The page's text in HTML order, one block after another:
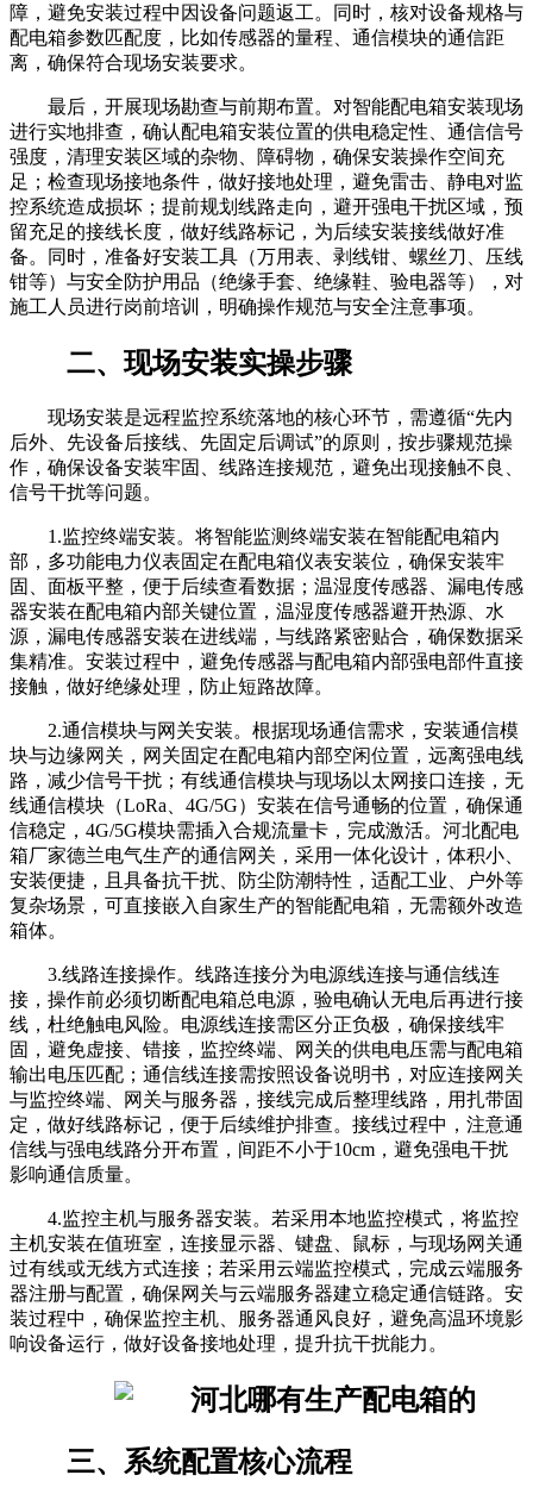
障，避免安装过程中因设备问题返工。同时，核对设备规格与
配电箱参数匹配度，比如传感器的量程、通信模块的通信距
离，确保符合现场安装要求。
最后，开展现场勘查与前期布置。对智能配电箱安装现场
进行实地排查，确认配电箱安装位置的供电稳定性、通信信号
强度，清理安装区域的杂物、障碍物，确保安装操作空间充
足；检查现场接地条件，做好接地处理，避免雷击、静电对监
控系统造成损坏；提前规划线路走向，避开强电干扰区域，预
留充足的接线长度，做好线路标记，为后续安装接线做好准
备。同时，准备好安装工具（万用表、剥线钳、螺丝刀、压线
钳等）与安全防护用品（绝缘手套、绝缘鞋、验电器等），对
施工人员进行岗前培训，明确操作规范与安全注意事项。
二、现场安装实操步骤
现场安装是远程监控系统落地的核心环节，需遵循“先内
后外、先设备后接线、先固定后调试”的原则，按步骤规范操
作，确保设备安装牢固、线路连接规范，避免出现接触不良、
信号干扰等问题。
1.监控终端安装。将智能监测终端安装在智能配电箱内
部，多功能电力仪表固定在配电箱仪表安装位，确保安装牢
固、面板平整，便于后续查看数据；温湿度传感器、漏电传感
器安装在配电箱内部关键位置，温湿度传感器避开热源、水
源，漏电传感器安装在进线端，与线路紧密贴合，确保数据采
集精准。安装过程中，避免传感器与配电箱内部强电部件直接
接触，做好绝缘处理，防止短路故障。
2.通信模块与网关安装。根据现场通信需求，安装通信模
块与边缘网关，网关固定在配电箱内部空闲位置，远离强电线
路，减少信号干扰；有线通信模块与现场以太网接口连接，无
线通信模块（LoRa、4G/5G）安装在信号通畅的位置，确保通
信稳定，4G/5G模块需插入合规流量卡，完成激活。河北配电
箱厂家德兰电气生产的通信网关，采用一体化设计，体积小、
安装便捷，且具备抗干扰、防尘防潮特性，适配工业、户外等
复杂场景，可直接嵌入自家生产的智能配电箱，无需额外改造
箱体。
3.线路连接操作。线路连接分为电源线连接与通信线连
接，操作前必须切断配电箱总电源，验电确认无电后再进行接
线，杜绝触电风险。电源线连接需区分正负极，确保接线牢
固，避免虚接、错接，监控终端、网关的供电电压需与配电箱
输出电压匹配；通信线连接需按照设备说明书，对应连接网关
与监控终端、网关与服务器，接线完成后整理线路，用扎带固
定，做好线路标记，便于后续维护排查。接线过程中，注意通
信线与强电线路分开布置，间距不小于10cm，避免强电干扰
影响通信质量。
4.监控主机与服务器安装。若采用本地监控模式，将监控
主机安装在值班室，连接显示器、键盘、鼠标，与现场网关通
过有线或无线方式连接；若采用云端监控模式，完成云端服务
器注册与配置，确保网关与云端服务器建立稳定通信链路。安
装过程中，确保监控主机、服务器通风良好，避免高温环境影
响设备运行，做好设备接地处理，提升抗干扰能力。
三、系统配置核心流程